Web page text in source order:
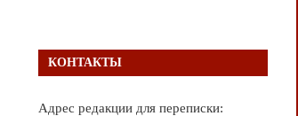
КОНТАКТЫ
Адрес редакции для переписки: